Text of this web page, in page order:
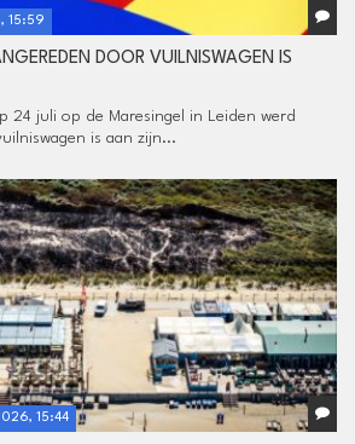
15:59
DOOR VUILNISWAGEN IS
24 juli op de Maresingel in Leiden werd
is aan zijn...
15:44